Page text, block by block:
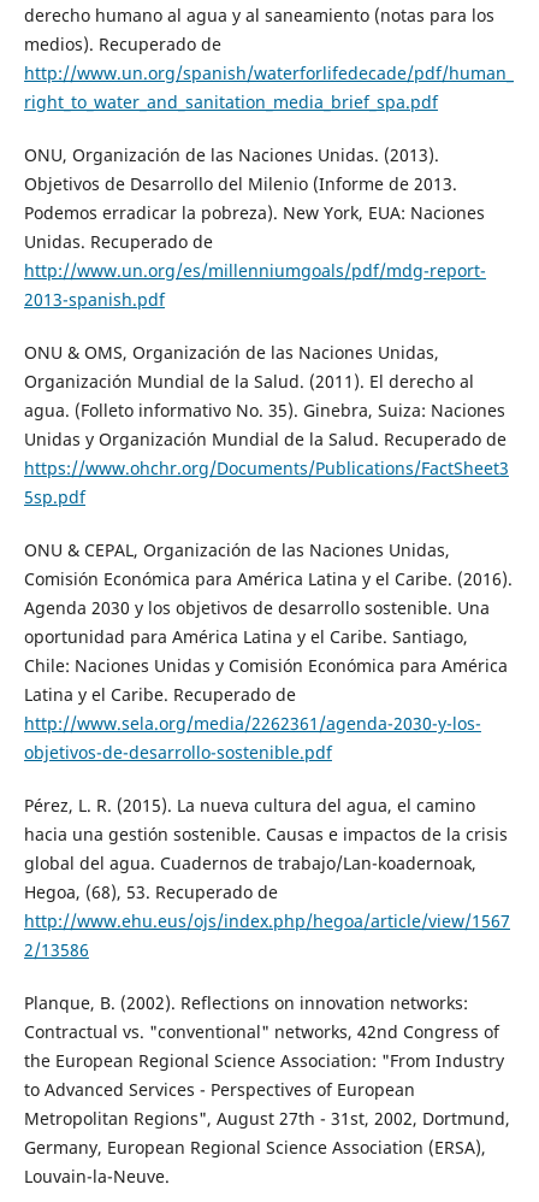
derecho humano al agua y al saneamiento (notas para los
medios). Recuperado de
http://www.un.org/spanish/waterforlifedecade/pdf/human_
right_to_water_and_sanitation_media_brief_spa.pdf
ONU, Organización de las Naciones Unidas. (2013).
Objetivos de Desarrollo del Milenio (Informe de 2013.
Podemos erradicar la pobreza). New York, EUA: Naciones
Unidas. Recuperado de
http://www.un.org/es/millenniumgoals/pdf/mdg-report-
2013-spanish.pdf
ONU & OMS, Organización de las Naciones Unidas,
Organización Mundial de la Salud. (2011). El derecho al
agua. (Folleto informativo No. 35). Ginebra, Suiza: Naciones
Unidas y Organización Mundial de la Salud. Recuperado de
https://www.ohchr.org/Documents/Publications/FactSheet3
5sp.pdf
ONU & CEPAL, Organización de las Naciones Unidas,
Comisión Económica para América Latina y el Caribe. (2016).
Agenda 2030 y los objetivos de desarrollo sostenible. Una
oportunidad para América Latina y el Caribe. Santiago,
Chile: Naciones Unidas y Comisión Económica para América
Latina y el Caribe. Recuperado de
http://www.sela.org/media/2262361/agenda-2030-y-los-
objetivos-de-desarrollo-sostenible.pdf
Pérez, L. R. (2015). La nueva cultura del agua, el camino
hacia una gestión sostenible. Causas e impactos de la crisis
global del agua. Cuadernos de trabajo/Lan-koadernoak,
Hegoa, (68), 53. Recuperado de
http://www.ehu.eus/ojs/index.php/hegoa/article/view/1567
2/13586
Planque, B. (2002). Reflections on innovation networks:
Contractual vs. "conventional" networks, 42nd Congress of
the European Regional Science Association: "From Industry
to Advanced Services - Perspectives of European
Metropolitan Regions", August 27th - 31st, 2002, Dortmund,
Germany, European Regional Science Association (ERSA),
Louvain-la-Neuve.